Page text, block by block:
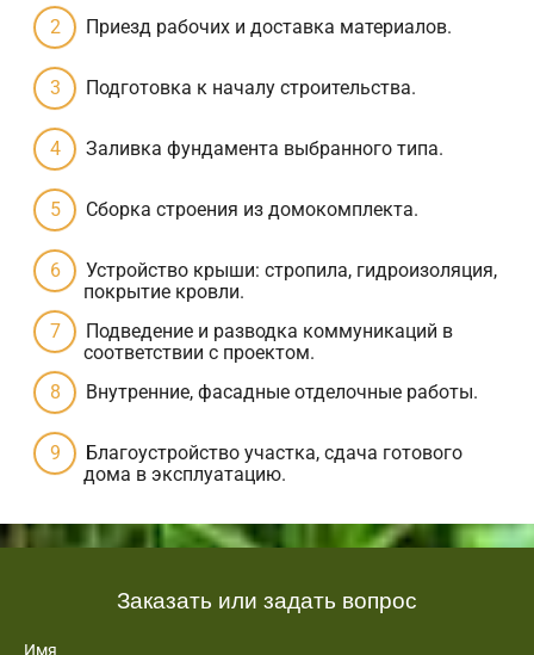
Приезд рабочих и доставка материалов.
Подготовка к началу строительства.
Заливка фундамента выбранного типа.
Сборка строения из домокомплекта.
Устройство крыши: стропила, гидроизоляция,
покрытие кровли.
Подведение и разводка коммуникаций в
соответствии с проектом.
Внутренние, фасадные отделочные работы.
Благоустройство участка, сдача готового
дома в эксплуатацию.
Заказать или задать вопрос
Имя